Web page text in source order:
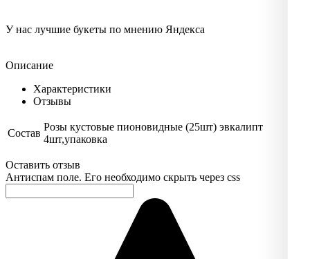
У нас лучшие букеты по мнению Яндекса
Описание
Характеристики
Отзывы
Состав
Розы кустовые пионовидные (25шт) эвкалипт
4шт,упаковка
Оставить отзыв
Антиспам поле. Его необходимо скрыть через css